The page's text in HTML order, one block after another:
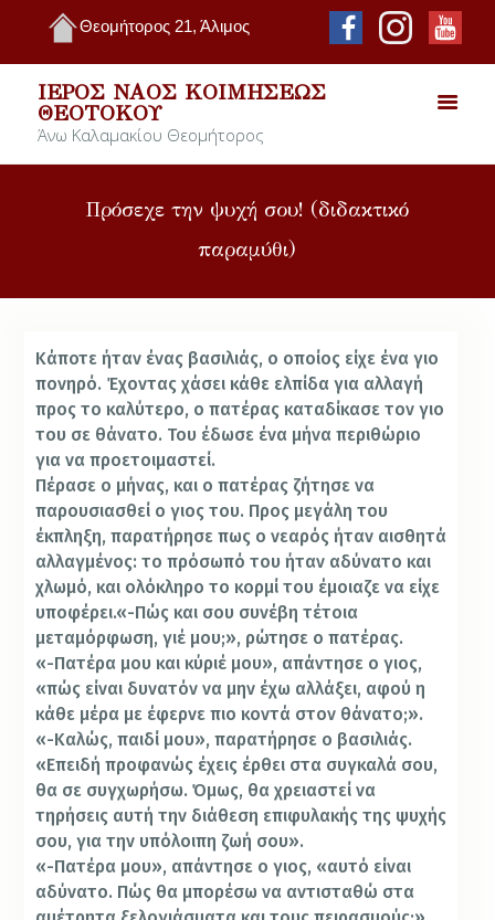
Θεομήτορος 21, Άλιμος
ΙΕΡΌΣ ΝΑΌΣ ΚΟΙΜΉΣΕΩΣ
ΘΕΟΤΌΚΟΥ
Άνω Καλαμακίου Θεομήτορος
Πρόσεχε την ψυχή σου! (διδακτικό
παραμύθι)
Κάποτε ήταν ένας βασιλιάς, ο οποίος είχε ένα γιο
πονηρό. Έχοντας χάσει κάθε ελπίδα για αλλαγή
προς το καλύτερο, ο πατέρας καταδίκασε τον γιο
του σε θάνατο. Του έδωσε ένα μήνα περιθώριο
για να προετοιμαστεί.
Πέρασε ο μήνας, και ο πατέρας ζήτησε να
παρουσιασθεί ο γιος του. Προς μεγάλη του
έκπληξη, παρατήρησε πως ο νεαρός ήταν αισθητά
αλλαγμένος: το πρόσωπό του ήταν αδύνατο και
χλωμό, και ολόκληρο το κορμί του έμοιαζε να είχε
υποφέρει.«-Πώς και σου συνέβη τέτοια
μεταμόρφωση, γιέ μου;», ρώτησε ο πατέρας.
«-Πατέρα μου και κύριέ μου», απάντησε ο γιος,
«πώς είναι δυνατόν να μην έχω αλλάξει, αφού η
κάθε μέρα με έφερνε πιο κοντά στον θάνατο;».
«-Καλώς, παιδί μου», παρατήρησε ο βασιλιάς.
«Επειδή προφανώς έχεις έρθει στα συγκαλά σου,
θα σε συγχωρήσω. Όμως, θα χρειαστεί να
τηρήσεις αυτή την διάθεση επιφυλακής της ψυχής
σου, για την υπόλοιπη ζωή σου».
«-Πατέρα μου», απάντησε ο γιος, «αυτό είναι
αδύνατο. Πώς θα μπορέσω να αντισταθώ στα